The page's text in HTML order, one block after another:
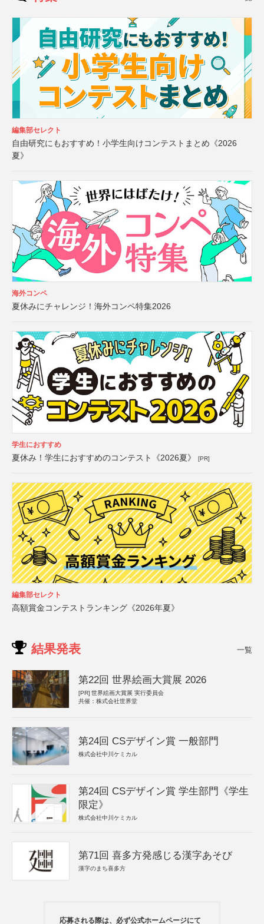
編集部セレクト
自由研究にもおすすめ！小学生向けコンテストまとめ《2026
夏》
海外コンペ
夏休みにチャレンジ！海外コンペ特集2026
学生におすすめ
夏休み！学生におすすめのコンテスト《2026夏》 [PR]
編集部セレクト
高額賞金コンテストランキング《2026年夏》
結果発表 一覧
第22回 世界絵画大賞展 2026
[PR] 世界絵画大賞展 実行委員会
共催：株式会社世界堂
第24回 CSデザイン賞 一般部門
株式会社中川ケミカル
第24回 CSデザイン賞 学生部門《学生
限定》
株式会社中川ケミカル
第71回 喜多方発感じる漢字あそび
漢字のまち喜多方
応募される際は、必ず公式ホームページにて